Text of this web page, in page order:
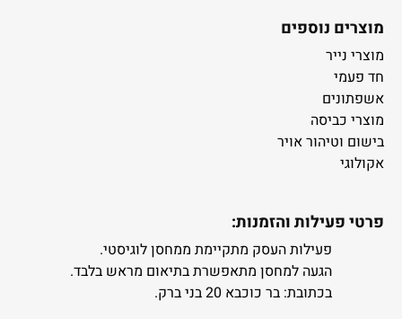
מוצרים נוספים
מוצרי נייר
חד פעמי
אשפתונים
מוצרי כביסה
בישום וטיהור אויר
אקולוגי
פרטי פעילות והזמנות:
פעילות העסק מתקיימת ממחסן לוגיסטי.
הגעה למחסן מתאפשרת בתיאום מראש בלבד.
בכתובת: בר כוכבא 20 בני ברק.